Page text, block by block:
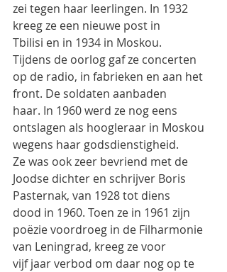
zei tegen haar leerlingen. In 1932
kreeg ze een nieuwe post in
Tbilisi en in 1934 in Moskou.
Tijdens de oorlog gaf ze concerten
op de radio, in fabrieken en aan het
front. De soldaten aanbaden
haar. In 1960 werd ze nog eens
ontslagen als hoogleraar in Moskou
wegens haar godsdienstigheid.
Ze was ook zeer bevriend met de
Joodse dichter en schrijver Boris
Pasternak, van 1928 tot diens
dood in 1960. Toen ze in 1961 zijn
poëzie voordroeg in de Filharmonie
van Leningrad, kreeg ze voor
vijf jaar verbod om daar nog op te